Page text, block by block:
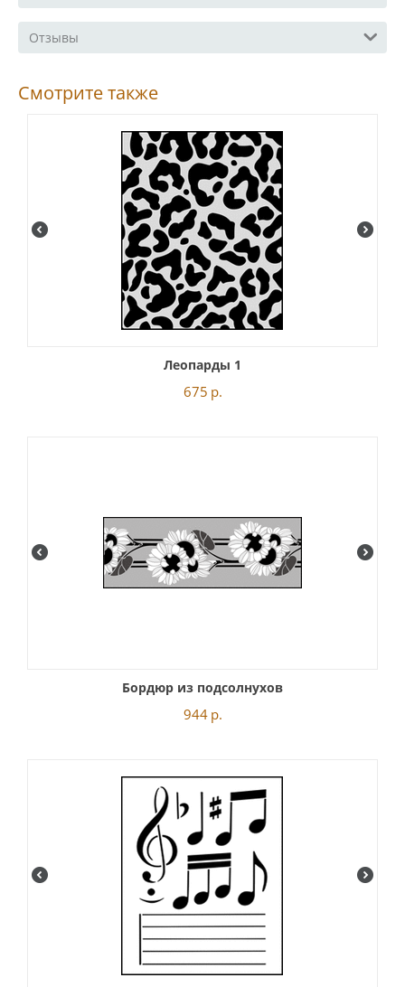
Отзывы
Смотрите также
Леопарды 1
675 р.
Бордюр из подсолнухов
944 р.